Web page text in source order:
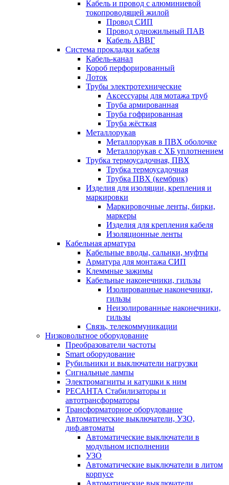
Кабель и провод с алюминиевой
токопроводящей жилой
Провод СИП
Провод одножильный ПАВ
Кабель АВВГ
Система прокладки кабеля
Кабель-канал
Короб перфорированный
Лоток
Трубы электротехнические
Аксессуары для мотажа труб
Труба армированная
Труба гофрированная
Труба жёсткая
Металлорукав
Металлорукав в ПВХ оболочке
Металлорукав с ХБ уплотнением
Трубка термоусадочная, ПВХ
Трубка термоусадочная
Трубка ПВХ (кембрик)
Изделия для изоляции, крепления и
маркировки
Маркировочные ленты, бирки,
маркеры
Изделия для крепления кабеля
Изоляционные ленты
Кабельная арматура
Кабельные вводы, сальнки, муфты
Арматура для монтажа СИП
Клеммные зажимы
Кабельные наконечники, гильзы
Изолированные наконечники,
гильзы
Неизолированные наконечники,
гильзы
Связь, телекоммуникации
Низковольтное оборудование
Преобразователи частоты
Smart оборудование
Рубильники и выключатели нагрузки
Сигнальные лампы
Электромагниты и катушки к ним
РЕСАНТА Стабилизаторы и
автотрансформаторы
Трансформаторное оборудование
Автоматические выключатели, УЗО,
диф.автоматы
Автоматические выключатели в
модульном исполнении
УЗО
Автоматические выключатели в литом
корпусе
Автоматические выключатели